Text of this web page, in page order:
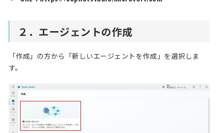
２．エージェントの作成
「作成」の方から「新しいエージェントを作成」を選択しま
す。